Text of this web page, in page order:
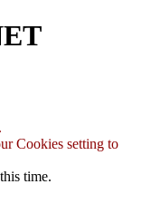
Cookies setting to
time.